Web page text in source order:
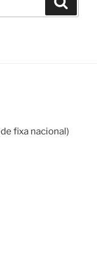
fixa nacional)